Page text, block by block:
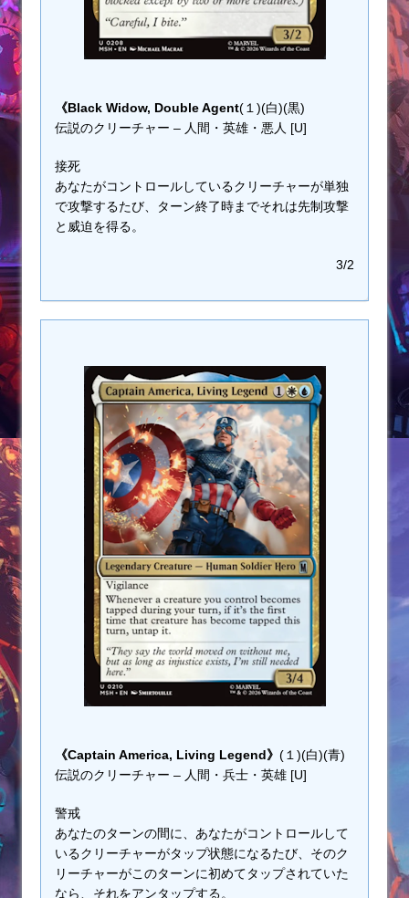
《Black Widow, Double Agent(１)(白)(黒)
伝説のクリーチャー – 人間・英雄・悪人 [U]
接死
あなたがコントロールしているクリーチャーが単独
で攻撃するたび、ターン終了時までそれは先制攻撃
と威迫を得る。
3/2
《Captain America, Living Legend》 (１)(白)(青)
伝説のクリーチャー – 人間・兵士・英雄 [U]
警戒
あなたのターンの間に、あなたがコントロールして
いるクリーチャーがタップ状態になるたび、そのク
リーチャーがこのターンに初めてタップされていた
なら、それをアンタップする。